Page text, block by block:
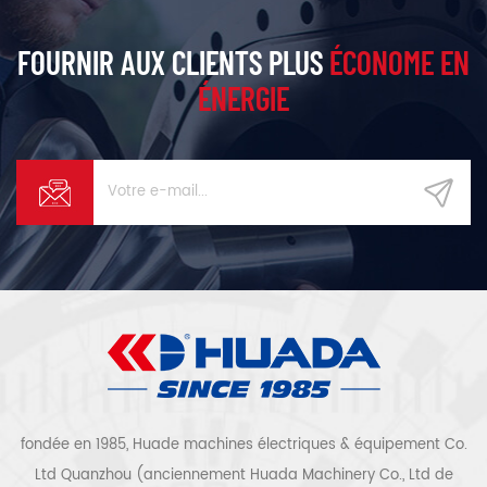
FOURNIR AUX CLIENTS PLUSÉCONOME EN
ÉNERGIE
fondée en 1985, Huade machines électriques & équipement Co.
Ltd Quanzhou (anciennement Huada Machinery Co., Ltd de